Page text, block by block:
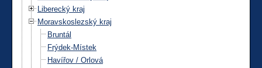
Liberecký kraj
Moravskoslezský kraj
Bruntál
Frýdek-Místek
Havířov / Orlová